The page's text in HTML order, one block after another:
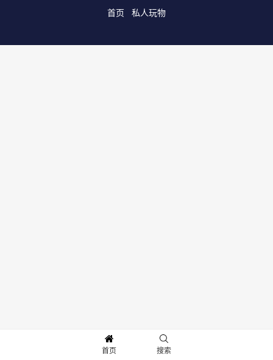
首页 私人玩物
首页 搜索